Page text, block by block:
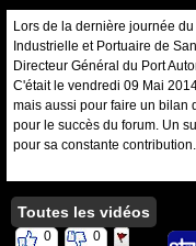
Lors de la dernière journée
Industrielle et Portuaire de
Directeur Général du Port
C'était le vendredi 09 Mai
mais aussi pour faire un bilan
pour le succès du forum. Un
pour sa constante contribution.
Toutes les vidéos
0 0